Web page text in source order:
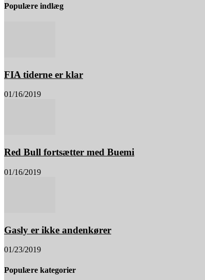
Populære indlæg
FIA tiderne er klar
01/16/2019
Red Bull fortsætter med Buemi
01/16/2019
Gasly er ikke andenkører
01/23/2019
Populære kategorier